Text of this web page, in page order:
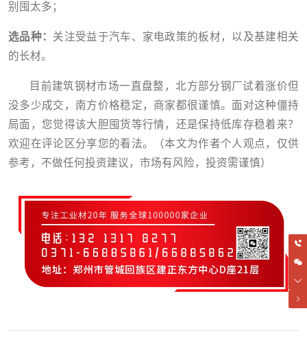
别囤太多；
选品种： 关注受益于汽车、家电政策的板材，以及基建相关
的长材。
目前建筑钢材市场一直盘整，北方部分钢厂试着涨价但
没多少成交，南方价格稳定，商家都很谨慎。面对这种僵持
局面，您觉得该大胆囤货等行情，还是保持低库存稳着来？
欢迎在评论区分享您的看法。（本文为作者个人观点，仅供
参考，不做任何投资建议，市场有风险，投资需谨慎）